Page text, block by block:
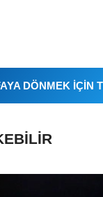
DÖNMEK İÇİN